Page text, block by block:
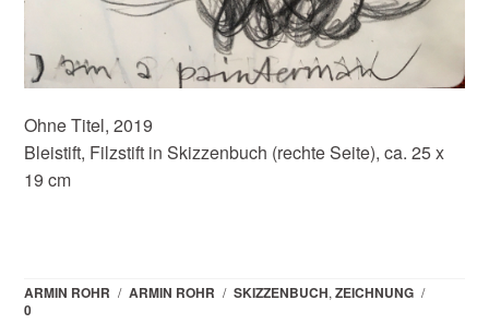
Ohne Titel, 2019
Bleistift, Filzstift in Skizzenbuch (rechte Seite), ca. 25 x
19 cm
ARMIN ROHR / ARMIN ROHR / SKIZZENBUCH,ZEICHNUNG /
0